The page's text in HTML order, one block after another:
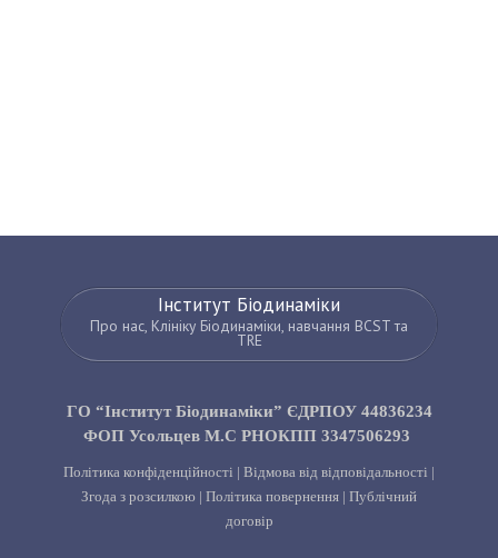
Інститут Біодинаміки
Про нас, Клініку Біодинаміки, навчання BCST та
TRE
ГО “Інститут Біодинаміки” ЄДРПОУ 44836234
ФОП Усольцев М.С РНОКПП 3347506293
Політика конфіденційності | Відмова від відповідальності |
Згода з розсилкою | Політика повернення | Публічний
договір